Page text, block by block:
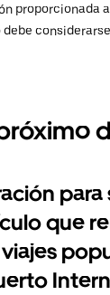
proporcionada
para
que